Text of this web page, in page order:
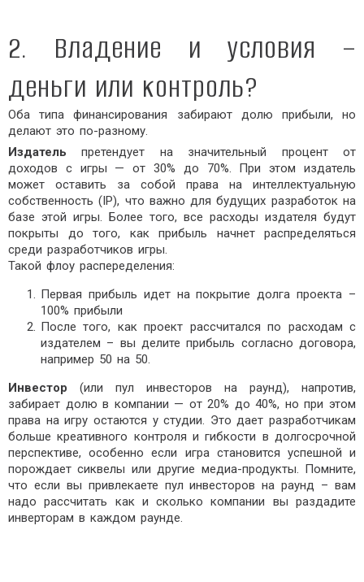
2. Владение и условия –
деньги или контроль?
Оба типа финансирования забирают долю прибыли, но
делают это по-разному.
Издатель претендует на значительный процент от
доходов с игры — от 30% до 70%. При этом издатель
может оставить за собой права на интеллектуальную
собственность (IP), что важно для будущих разработок на
базе этой игры. Более того, все расходы издателя будут
покрыты до того, как прибыль начнет распределяться
среди разработчиков игры.
Такой флоу распеределения:
Первая прибыль идет на покрытие долга проекта –
100% прибыли
После того, как проект рассчитался по расходам с
издателем – вы делите прибыль согласно договора,
например 50 на 50.
Инвестор (или пул инвесторов на раунд), напротив,
забирает долю в компании — от 20% до 40%, но при этом
права на игру остаются у студии. Это дает разработчикам
больше креативного контроля и гибкости в долгосрочной
перспективе, особенно если игра становится успешной и
порождает сиквелы или другие медиа-продукты. Помните,
что если вы привлекаете пул инвесторов на раунд – вам
надо рассчитать как и сколько компании вы раздадите
инверторам в каждом раунде.